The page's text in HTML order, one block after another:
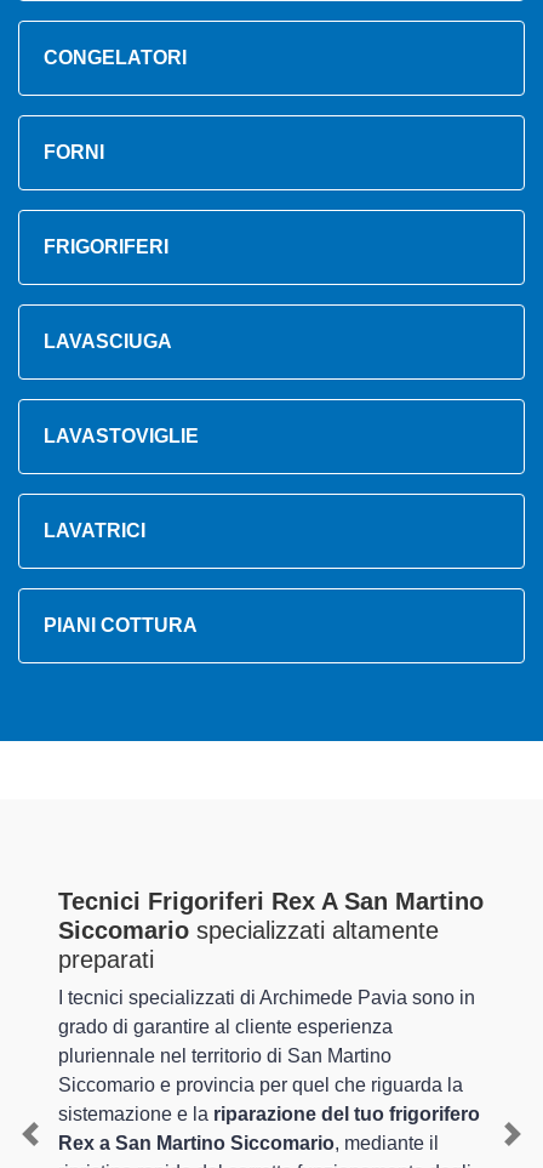
CONGELATORI
FORNI
FRIGORIFERI
LAVASCIUGA
LAVASTOVIGLIE
LAVATRICI
PIANI COTTURA
Tecnici Frigoriferi Rex A San Martino
Siccomario specializzati altamente
preparati
I tecnici specializzati di Archimede Pavia sono in
grado di garantire al cliente esperienza
pluriennale nel territorio di San Martino
Siccomario e provincia per quel che riguarda la
sistemazione e la riparazione del tuo frigorifero
Rex a San Martino Siccomario, mediante il
Previous